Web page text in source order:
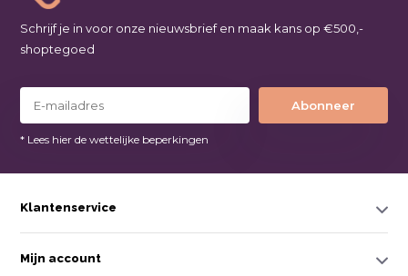
Schrijf je in voor onze nieuwsbrief en maak kans op €500,-
shoptegoed
Abonneer
* Lees hier de wettelijke beperkingen
Klantenservice
Mijn account